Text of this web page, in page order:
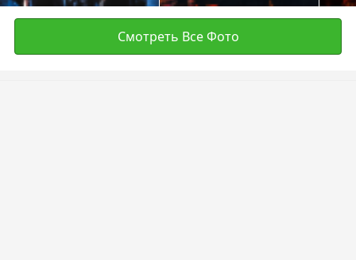
Смотреть Все Фото